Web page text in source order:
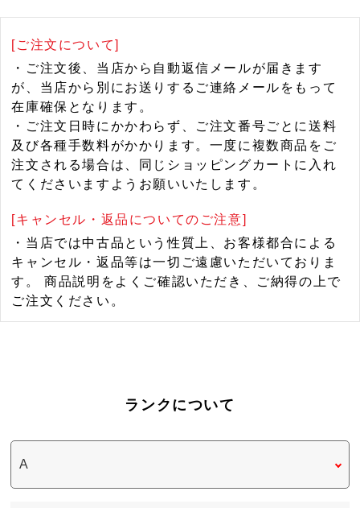
[ご注文について]
・ご注文後、当店から自動返信メールが届きます
が、当店から別にお送りするご連絡メールをもって
在庫確保となります。
・ご注文日時にかかわらず、ご注文番号ごとに送料
及び各種手数料がかかります。一度に複数商品をご
注文される場合は、同じショッピングカートに入れ
てくださいますようお願いいたします。
[キャンセル・返品についてのご注意]
・当店では中古品という性質上、お客様都合による
キャンセル・返品等は一切ご遠慮いただいておりま
す。 商品説明をよくご確認いただき、ご納得の上で
ご注文ください。
ランクについて